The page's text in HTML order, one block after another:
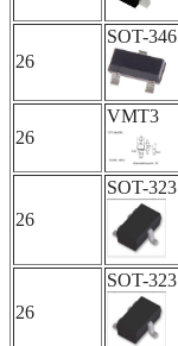
26
SOT-346
26
VMT3
26
SOT-323
26
SOT-323